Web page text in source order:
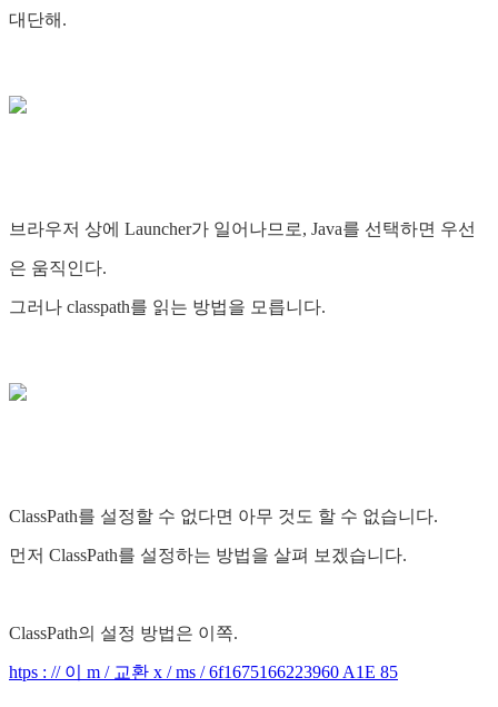
대단해.
브라우저 상에 Launcher가 일어나므로, Java를 선택하면 우선
은 움직인다.
그러나 classpath를 읽는 방법을 모릅니다.
ClassPath를 설정할 수 없다면 아무 것도 할 수 없습니다.
먼저 ClassPath를 설정하는 방법을 살펴 보겠습니다.
ClassPath의 설정 방법은 이쪽.
htps : // 이 m / 교환 x / ms / 6f1675166223960 A1E 85